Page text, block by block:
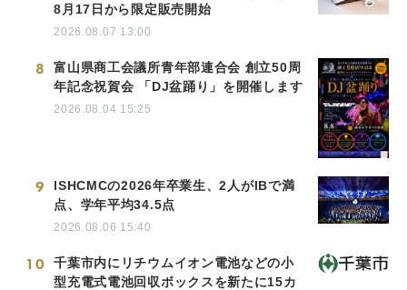
8月17日から限定販売開始
2026.08.07 13:00
8
富山県商工会議所青年部連合会 創立50周
年記念祝賀会 「DJ盆踊り」を開催します
2026.08.04 15:25
9
ISHCMCの2026年卒業生、2人がIBで満
点、学年平均34.5点
2026.08.06 15:40
10
千葉市内にリチウムイオン電池などの小
型充電式電池回収ボックスを新たに15カ